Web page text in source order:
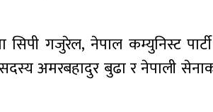
सिपी गजुरेल, नेपाल कम्युनिस्ट
अमरबहादुर बुढा र नेपाली